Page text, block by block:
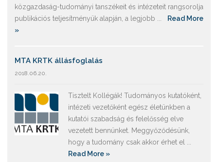
közgazdaság-tudományi tanszékeit és intézeteit rangsorolja
publikációs teljesítményük alapján, a legjobb ...
Read More
»
MTA KRTK állásfoglalás
2018.06.20.
Tisztelt Kollégák! Tudományos kutatóként,
intézeti vezetőként egész életünkben a
kutatói szabadság és felelősség elve
vezetett bennünket. Meggyőződésünk,
hogy a tudomány csak akkor érhet el ...
Read More »